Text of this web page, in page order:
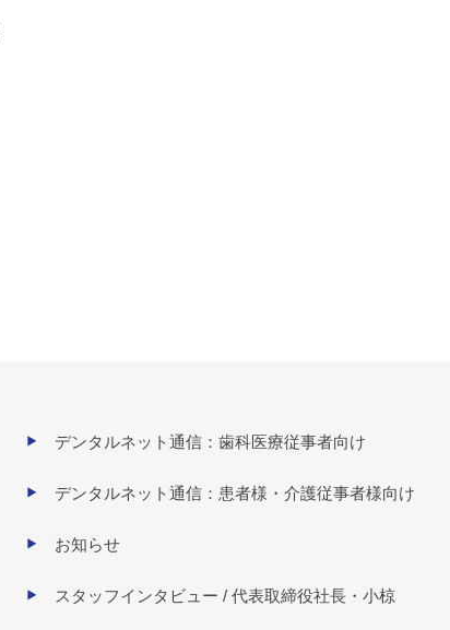
デンタルネット通信：歯科医療従事者向け
デンタルネット通信：患者様・介護従事者様向け
お知らせ
スタッフインタビュー / 代表取締役社長・小椋